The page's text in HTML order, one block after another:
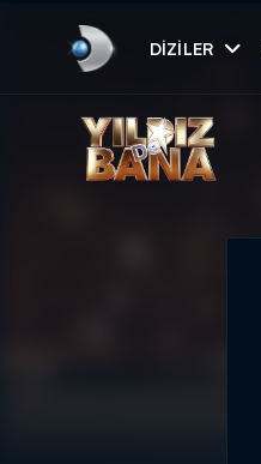
DIZILER